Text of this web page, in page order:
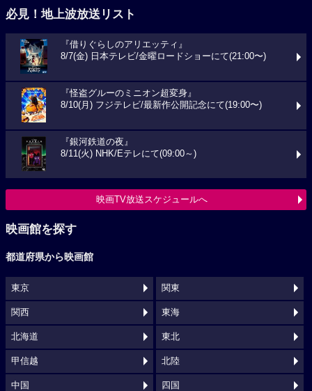
必見！地上波放送リスト
『借りぐらしのアリエッティ』
8/7(金) 日本テレビ/金曜ロードショーにて(21:00〜)
『怪盗グルーのミニオン超変身』
8/10(月) フジテレビ/最新作公開記念にて(19:00〜)
『銀河鉄道の夜』
8/11(火) NHK/Eテレにて(09:00～)
映画TV放送スケジュールへ
映画館を探す
都道府県から映画館
東京 関東
関西 東海
北海道 東北
甲信越 北陸
中国 四国